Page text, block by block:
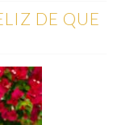
DE QUE